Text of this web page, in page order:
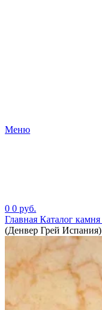
Меню
0 0 руб.
Главная Каталог камня
(Денвер Грей Испания)